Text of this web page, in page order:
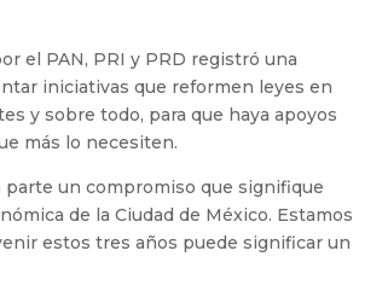
el PAN, PRI y PRD registró una
iniciativas que reformen leyes en
y sobre todo, para que haya apoyos
más lo necesiten.
parte un compromiso que signifique
de la Ciudad de México. Estamos
estos tres años puede significar un